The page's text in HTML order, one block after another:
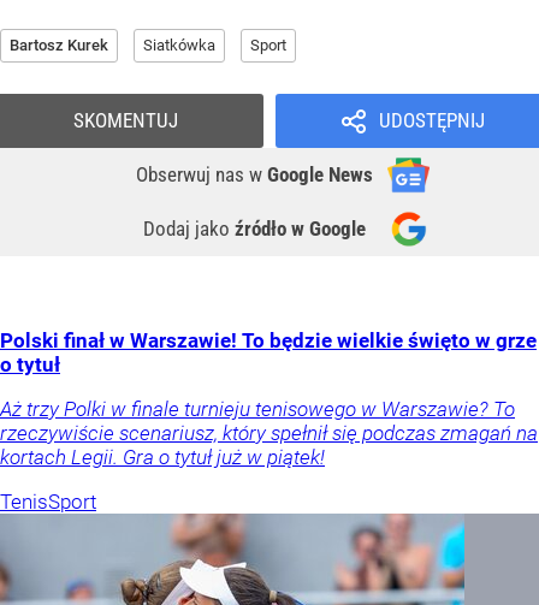
Bartosz Kurek Siatkówka Sport
UDOSTĘPNIJ
Obserwuj nas w Google News
Dodaj jako źródło w Google
SKOMENTUJ
Polski finał w Warszawie! To będzie wielkie święto w grze
o tytuł
Aż trzy Polki w finale turnieju tenisowego w Warszawie? To
rzeczywiście scenariusz, który spełnił się podczas zmagań na
kortach Legii. Gra o tytuł już w piątek!
TenisSport